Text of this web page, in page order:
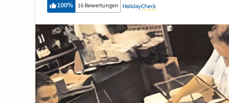
100% 16 Bewertungen